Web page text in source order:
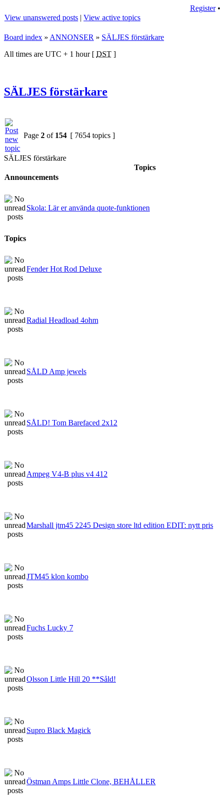
Register
View unanswered posts | View active topics
Board index » ANNONSER » SÄLJES förstärkare
All times are UTC + 1 hour [ DST ]
SÄLJES förstärkare
Page 2 of 154 [ 7654 topics ]
SÄLJES förstärkare
Topics
Announcements
Skola: Lär er använda quote-funktionen
Topics
Fender Hot Rod Deluxe
Radial Headload 4ohm
SÅLD Amp jewels
SÅLD! Tom Barefaced 2x12
Ampeg V4-B plus v4 412
Marshall jtm45 2245 Design store ltd edition EDIT: nytt pris
JTM45 klon kombo
Fuchs Lucky 7
Olsson Little Hill 20 **Såld!
Supro Black Magick
Östman Amps Little Clone, BEHÅLLER